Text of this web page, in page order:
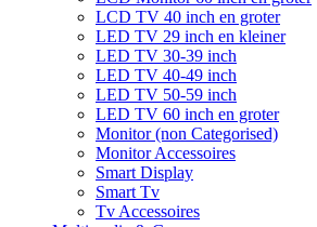
LCD TV 40 inch en groter
LED TV 29 inch en kleiner
LED TV 30-39 inch
LED TV 40-49 inch
LED TV 50-59 inch
LED TV 60 inch en groter
Monitor (non Categorised)
Monitor Accessoires
Smart Display
Smart Tv
Tv Accessoires